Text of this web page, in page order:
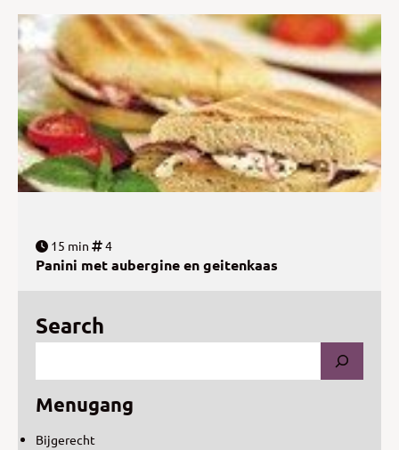
15 min 4
Panini met aubergine en geitenkaas
Search
Menugang
Bijgerecht